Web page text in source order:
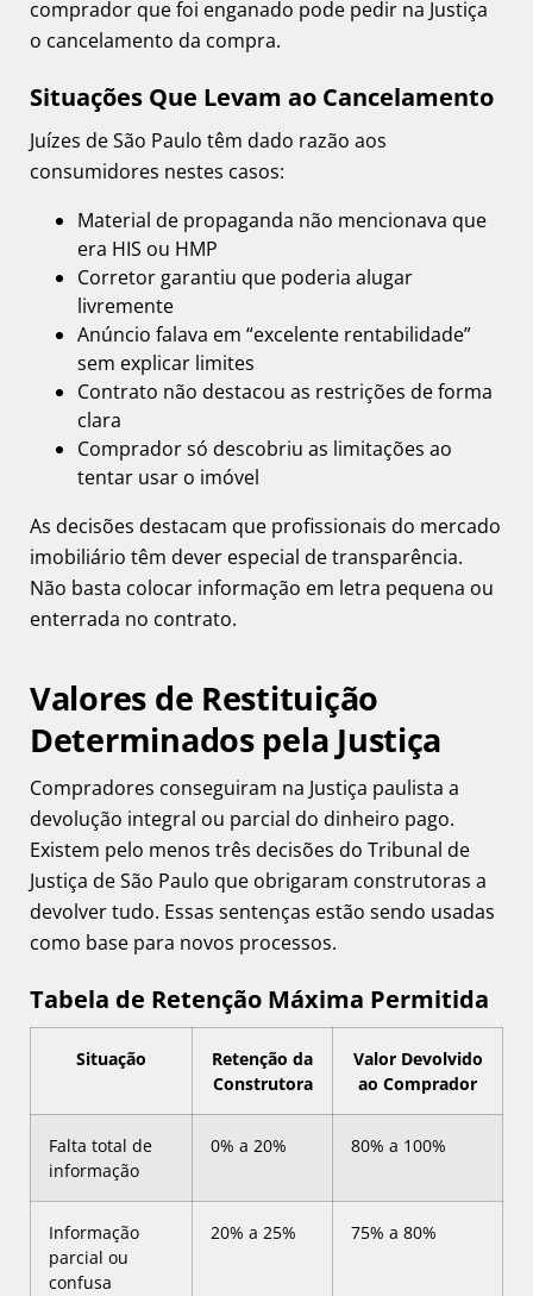
comprador que foi enganado pode pedir na Justiça
o cancelamento da compra.
Situações Que Levam ao Cancelamento
Juízes de São Paulo têm dado razão aos
consumidores nestes casos:
Material de propaganda não mencionava que
era HIS ou HMP
Corretor garantiu que poderia alugar
livremente
Anúncio falava em “excelente rentabilidade”
sem explicar limites
Contrato não destacou as restrições de forma
clara
Comprador só descobriu as limitações ao
tentar usar o imóvel
As decisões destacam que profissionais do mercado
imobiliário têm dever especial de transparência.
Não basta colocar informação em letra pequena ou
enterrada no contrato.
Valores de Restituição
Determinados pela Justiça
Compradores conseguiram na Justiça paulista a
devolução integral ou parcial do dinheiro pago.
Existem pelo menos três decisões do Tribunal de
Justiça de São Paulo que obrigaram construtoras a
devolver tudo. Essas sentenças estão sendo usadas
como base para novos processos.
Tabela de Retenção Máxima Permitida
Situação
Retenção da
Construtora
Valor Devolvido
ao Comprador
Falta total de
informação
0% a 20% 80% a 100%
Informação
parcial ou
confusa
20% a 25% 75% a 80%